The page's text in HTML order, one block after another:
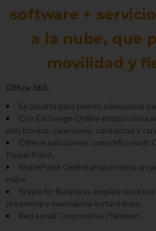
software +
a la nube, que
movilidad y
Office 365:
Se apunta para planes adecuados
Con Exchange Online proporciona
electrónico, calendario, contactos y
Ofrece soluciones como Microsoft
PowerPoint.
SharePoint Online proporciona un
nube.
Skype for Business emplea
presencia y mensajería instantánea.
Red social Corporativa (Yammer).